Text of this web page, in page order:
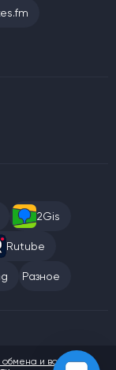
2Gis
Rutube
Разное
обмена и возврата